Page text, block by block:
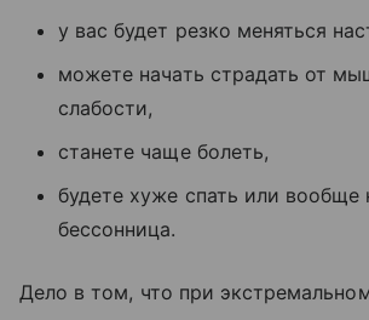
у вас будет резко меняться
можете начать страдать от
слабости,
станете чаще болеть,
будете хуже спать или вообще
бессонница.
Дело в том, что при